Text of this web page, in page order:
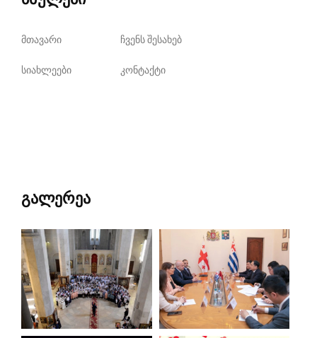
მთავარი ჩვენს შესახებ
სიახლეები კონტაქტი
გალერეა